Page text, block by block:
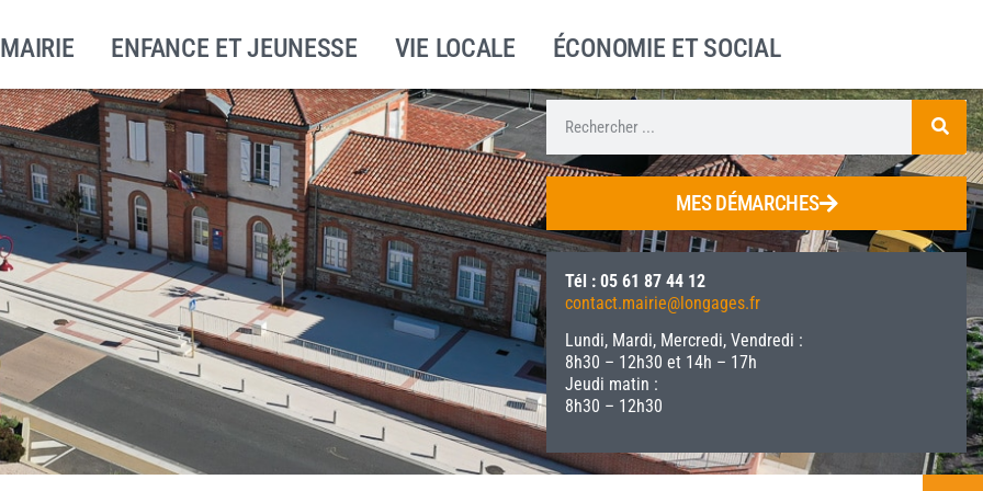
ENFANCE ET JEUNESSE VIE LOCALE ÉCONOMIE ET SOCIAL
MES DÉMARCHES
Tél : 05 61 87 44 12
contact.mairie@longages.fr
Lundi, Mardi, Mercredi, Vendredi :
8h30 – 12h30 et 14h – 17h
Jeudi matin :
8h30 – 12h30